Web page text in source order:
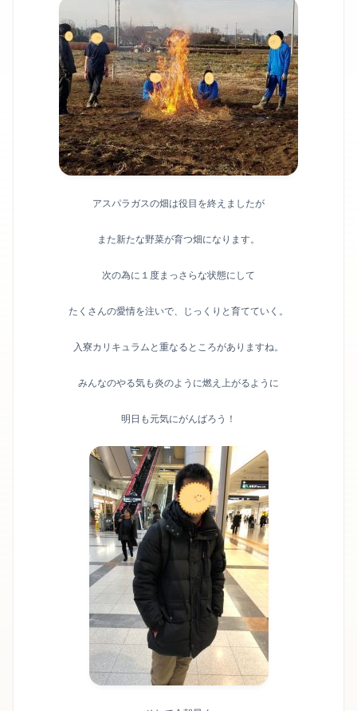
アスパラガスの畑は役目を終えましたが
また新たな野菜が育つ畑になります。
次の為に１度まっさらな状態にして
たくさんの愛情を注いで、じっくりと育てていく。
入寮カリキュラムと重なるところがありますね。
みんなのやる気も炎のように燃え上がるように
明日も元気にがんばろう！